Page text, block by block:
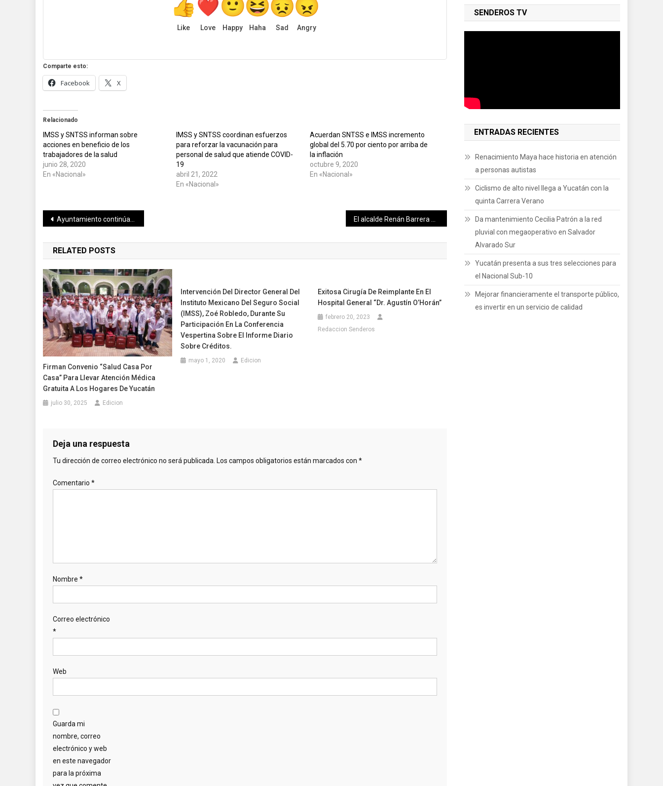
Like Love Happy Haha Sad Angry
Comparte esto:
Facebook X
Relacionado
IMSS y SNTSS informan sobre
acciones en beneficio de los
trabajadores de la salud
junio 28, 2020
En «Nacional»
IMSS y SNTSS coordinan esfuerzos
para reforzar la vacunación para
personal de salud que atiende COVID-
19
abril 21, 2022
En «Nacional»
Acuerdan SNTSS e IMSS incremento
global del 5.70 por ciento por arriba de
la inflación
octubre 9, 2020
En «Nacional»
Navegación
de
entradas
Ayuntamiento continúa con la entrega de apoyos alimentarios a grupos vulnerables
RELATED POSTS
Firman Convenio “Salud Casa Por
Casa” Para Llevar Atención Médica
Gratuita A Los Hogares De Yucatán
julio 30, 2025 Edicion
Intervención Del Director General Del
Instituto Mexicano Del Seguro Social
(IMSS), Zoé Robledo, Durante Su
Participación En La Conferencia
Vespertina Sobre El Informe Diario
Sobre Créditos.
mayo 1, 2020 Edicion
Exitosa Cirugía De Reimplante En El
Hospital General “Dr. Agustín O’Horán”
febrero 20, 2023
Redaccion Senderos
Deja una respuesta
Tu dirección de correo electrónico no será publicada. Los campos obligatorios están marcados con *
Comentario *
Nombre *
Correo electrónico
*
Web
Guarda mi
nombre, correo
electrónico y web
en este navegador
para la próxima
SENDEROS TV
ENTRADAS RECIENTES
Renacimiento Maya hace historia en atención
a personas autistas
Ciclismo de alto nivel llega a Yucatán con la
quinta Carrera Verano
Da mantenimiento Cecilia Patrón a la red
pluvial con megaoperativo en Salvador
Alvarado Sur
Yucatán presenta a sus tres selecciones para
el Nacional Sub-10
Mejorar financieramente el transporte público,
es invertir en un servicio de calidad